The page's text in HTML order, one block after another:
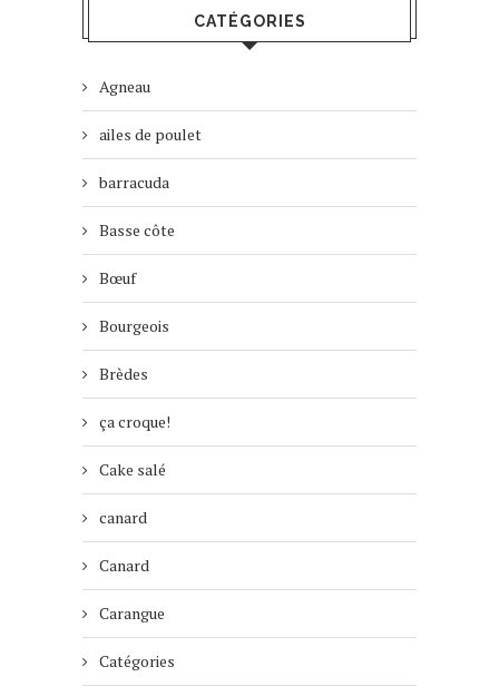
CATÉGORIES
Agneau
ailes de poulet
barracuda
Basse côte
Bœuf
Bourgeois
Brèdes
ça croque!
Cake salé
canard
Canard
Carangue
Catégories